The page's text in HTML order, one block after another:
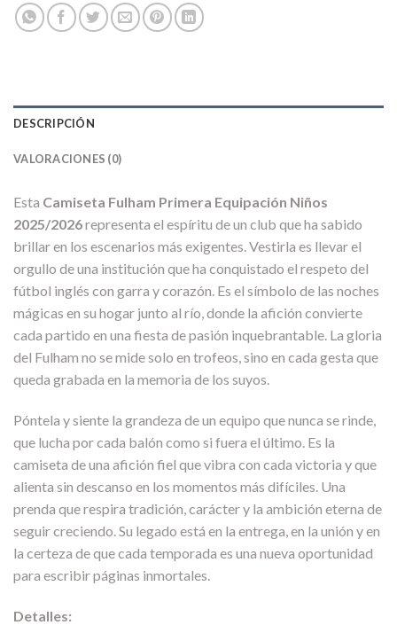
DESCRIPCIÓN
VALORACIONES (0)
Esta Camiseta Fulham Primera Equipación Niños
2025/2026representa el espíritu de un club que ha sabido
brillar en los escenarios más exigentes. Vestirla es llevar el
orgullo de una institución que ha conquistado el respeto del
fútbol inglés con garra y corazón. Es el símbolo de las noches
mágicas en su hogar junto al río, donde la afición convierte
cada partido en una fiesta de pasión inquebrantable. La gloria
del Fulham no se mide solo en trofeos, sino en cada gesta que
queda grabada en la memoria de los suyos.
Póntela y siente la grandeza de un equipo que nunca se rinde,
que lucha por cada balón como si fuera el último. Es la
camiseta de una afición fiel que vibra con cada victoria y que
alienta sin descanso en los momentos más difíciles. Una
prenda que respira tradición, carácter y la ambición eterna de
seguir creciendo. Su legado está en la entrega, en la unión y en
la certeza de que cada temporada es una nueva oportunidad
para escribir páginas inmortales.
Detalles: